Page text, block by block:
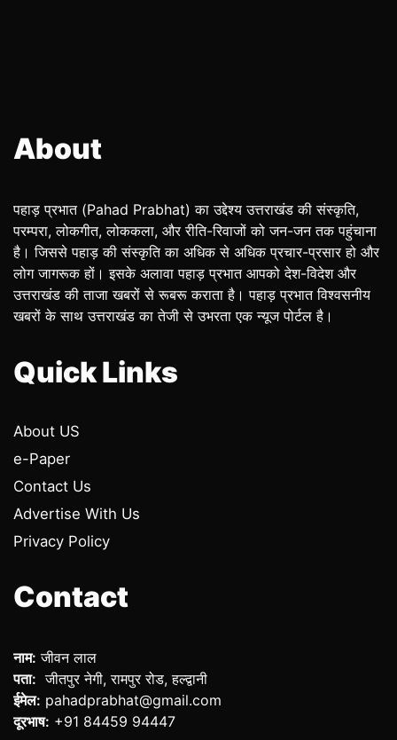
About
पहाड़ प्रभात (Pahad Prabhat) का उद्देश्य उत्तराखंड की संस्कृति,
परम्परा, लोकगीत, लोककला, और रीति-रिवाजों को जन-जन तक पहुंचाना
है। जिससे पहाड़ की संस्कृति का अधिक से अधिक प्रचार-प्रसार हो और
लोग जागरूक हों। इसके अलावा पहाड़ प्रभात आपको देश-विदेश और
उत्तराखंड की ताजा खबरों से रूबरू कराता है। पहाड़ प्रभात विश्वसनीय
खबरों के साथ उत्तराखंड का तेजी से उभरता एक न्यूज पोर्टल है।
Quick Links
About US
e-Paper
Contact Us
Advertise With Us
Privacy Policy
Contact
नाम: जीवन लाल
पता: जीतपुर नेगी, रामपुर रोड, हल्द्वानी
ईमेल: pahadprabhat@gmail.com
दूरभाष: +91 84459 94447